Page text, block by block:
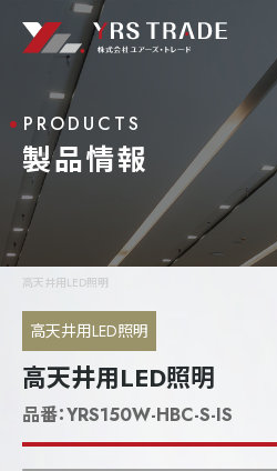
高天井用LED照明
PRODUCTS
製品情報
高天井用LED照明
高天井用LED照明
品番：YRS150W-HBC-S-IS